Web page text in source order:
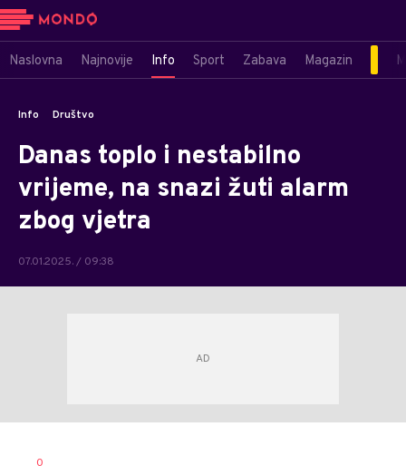
Naslovna Najnovije Info Sport Zabava Magazin
Info Društvo
Danas toplo i nestabilno
vrijeme, na snazi žuti alarm
zbog vjetra
07.01.2025. / 09:38
AUTOR
0